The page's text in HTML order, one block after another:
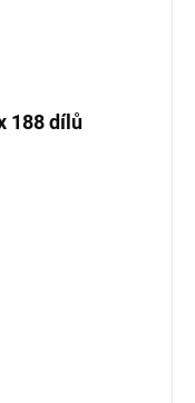
188 dílů